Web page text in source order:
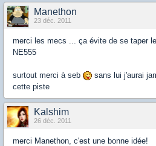
Manethon
23 déc. 2011
merci les mecs ... ça évite de se taper
NE555
surtout merci à seb
sans lui j'aurai
cette piste
Kalshim
26 déc. 2011
merci Manethon, c'est une bonne idée!